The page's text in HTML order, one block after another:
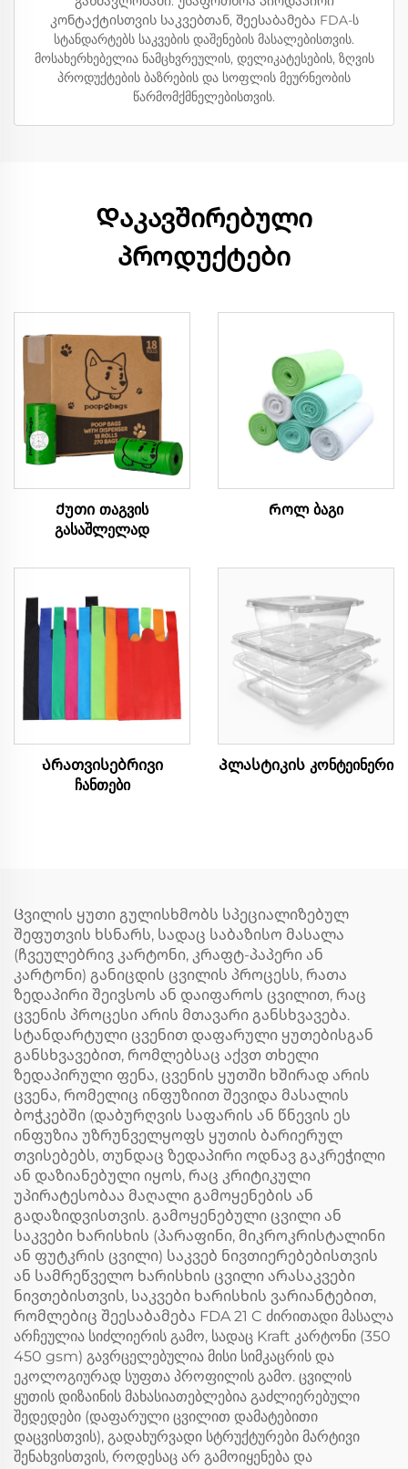
კონტაქტისთვის საკვებთან, შეესაბამება FDA-ს
სტანდარტებს საკვების დაშენების მასალებისთვის.
მოსახერხებელია ნამცხვრეულის, დელიკატესების, ზღვის
პროდუქტების ბაზრების და სოფლის მეურნეობის
წარმომქმნელებისთვის.
Დაკავშირებული
პროდუქტები
Ქუთი თაგვის
გასაშლელად
Როლ ბაგი
Არათვისებრივი
ჩანთები
Პლასტიკის კონტეინერი
Ცვილის ყუთი გულისხმობს სპეციალიზებულ
შეფუთვის ხსნარს, სადაც საბაზისო მასალა
(ჩვეულებრივ კარტონი, კრაფტ-პაპერი ან
კარტონი) განიცდის ცვილის პროცესს, რათა
ზედაპირი შეივსოს ან დაიფაროს ცვილით, რაც
ცვენის პროცესი არის მთავარი განსხვავება.
სტანდარტული ცვენით დაფარული ყუთებისგან
განსხვავებით, რომლებსაც აქვთ თხელი
ზედაპირული ფენა, ცვენის ყუთში ხშირად არის
ცვენა, რომელიც ინფუზიით შევიდა მასალის
ბოჭკებში (დაბურღვის საფარის ან წნევის ეს
ინფუზია უზრუნველყოფს ყუთის ბარიერულ
თვისებებს, თუნდაც ზედაპირი ოდნავ გაკრეჭილი
ან დაზიანებული იყოს, რაც კრიტიკული
უპირატესობაა მაღალი გამოყენების ან
გადაზიდვისთვის. გამოყენებული ცვილი ან
საკვები ხარისხის (პარაფინი, მიკროკრისტალინი
ან ფუტკრის ცვილი) საკვებ ნივთიერებებისთვის
ან სამრეწველო ხარისხის ცვილი არასაკვები
ნივთებისთვის, საკვები ხარისხის ვარიანტებით,
რომლებიც შეესაბამება FDA 21 C ძირითადი მასალა
არჩეულია სიძლიერის გამო, სადაც Kraft კარტონი (350
450 gsm) გავრცელებულია მისი სიმკაცრის და
ეკოლოგიურად სუფთა პროფილის გამო. ცვილის
ყუთის დიზაინის მახასიათებლებია გაძლიერებული
შედედები (დაფარული ცვილით დამატებითი
დაცვისთვის), გადახურვადი სტრუქტურები მარტივი
შენახვისთვის, როდესაც არ გამოიყენება და